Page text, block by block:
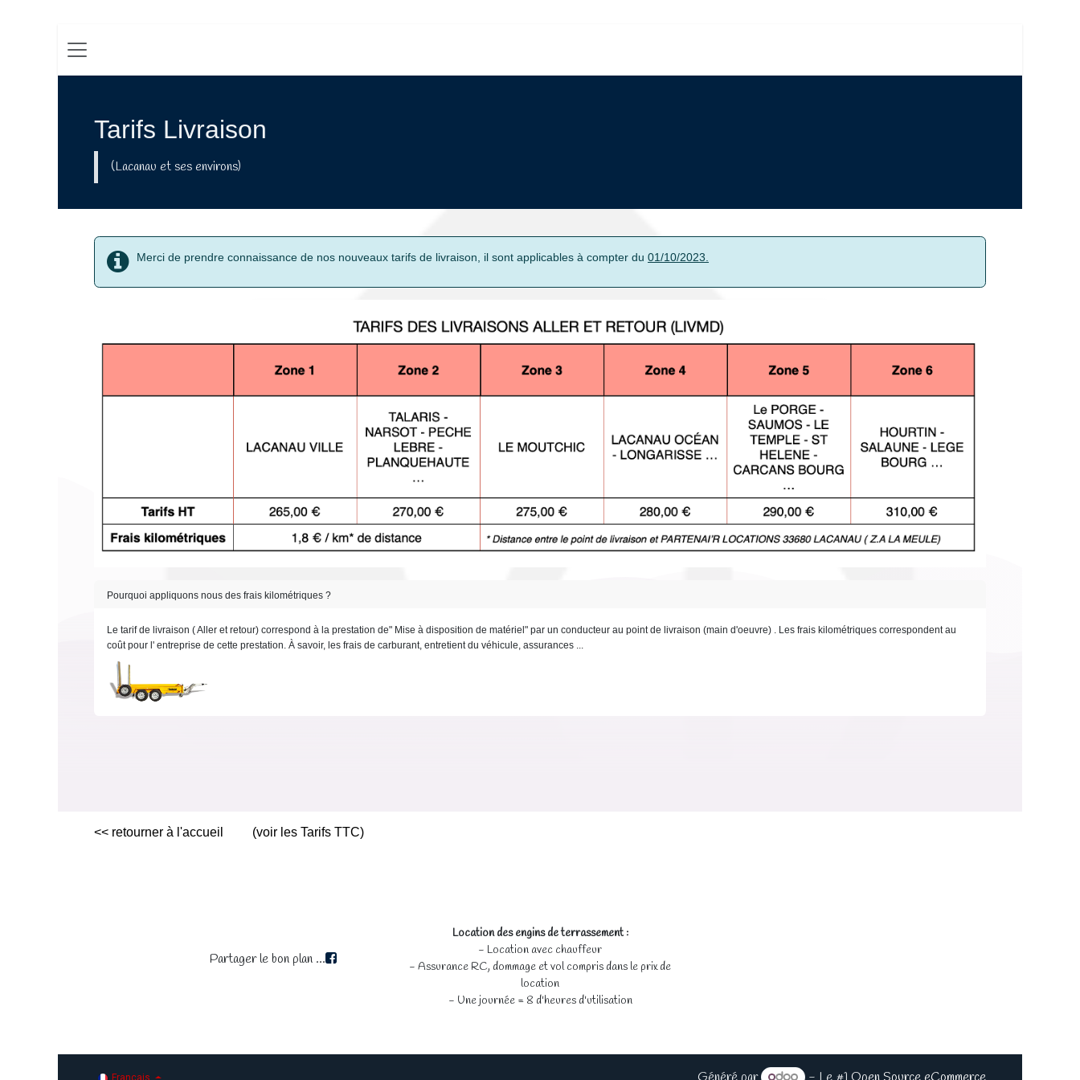
Tarifs Livraison
(Lacanau et ses environs)
Merci de prendre connaissance de nos nouveaux tarifs de livraison, il sont applicables à compter du 01/10/2023.
Pourquoi appliquons nous des frais kilométriques ?
Le tarif de livraison ( Aller et retour) correspond à la prestation de" Mise à disposition de matériel" par un conducteur au point de livraison (main d'oeuvre) . Les frais kilométriques correspondent au
coût pour l' entreprise de cette prestation. À savoir, les frais de carburant, entretient du véhicule, assurances ...
<< retourner à l'accueil (voir les Tarifs TTC)
Partager le bon plan ...
Location des engins de terrassement :
- Location avec chauffeur
- Assurance RC, dommage et vol compris dans le prix de
location
- Une journée = 8 d'heures d'utilisation